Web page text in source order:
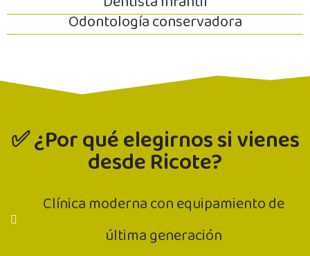
Odontología conservadora
✅ ¿Por qué elegirnos si vienes
desde Ricote?
Clínica moderna con equipamiento de
última generación